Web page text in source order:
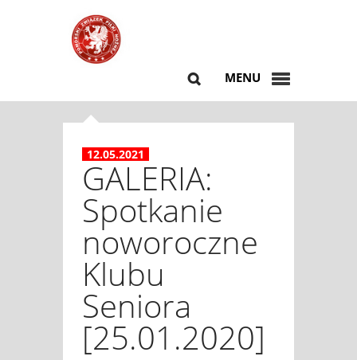
MENU
12.05.2021
GALERIA:
Spotkanie
noworoczne
Klubu
Seniora
[25.01.2020]